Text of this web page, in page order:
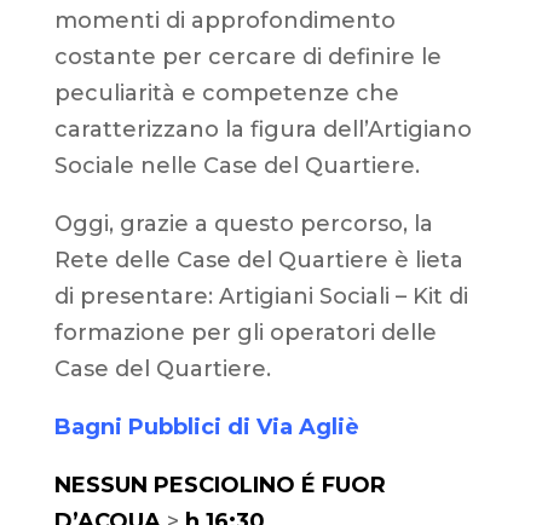
momenti di approfondimento
costante per cercare di definire le
peculiarità e competenze che
caratterizzano la figura dell’Artigiano
Sociale nelle Case del Quartiere.
Oggi, grazie a questo percorso, la
Rete delle Case del Quartiere è lieta
di presentare: Artigiani Sociali – Kit di
formazione per gli operatori delle
Case del Quartiere.
Bagni Pubblici di Via Agliè
NESSUN PESCIOLINO É FUOR